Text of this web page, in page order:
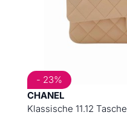
CHANEL
Klassische 11.12 Tasche
- 23%